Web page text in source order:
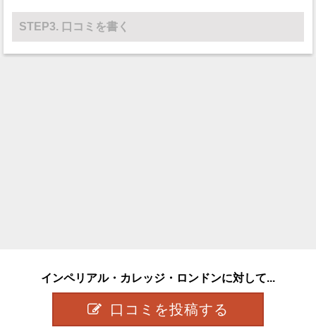
STEP3. 口コミを書く
インペリアル・カレッジ・ロンドンに対して...
口コミを投稿する